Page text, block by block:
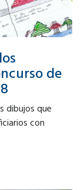
de
dibujos que
con